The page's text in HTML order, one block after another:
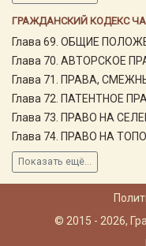
ГРАЖДАНСКИЙ КОДЕКС
Глава 69. ОБЩИЕ
Глава 70. АВТОРСКОЕ
Глава 71. ПРАВА,
Глава 72. ПАТЕНТНОЕ
Глава 73. ПРАВО НА
Глава 74. ПРАВО НА
Показать ещё...
© 2015 - 2026,